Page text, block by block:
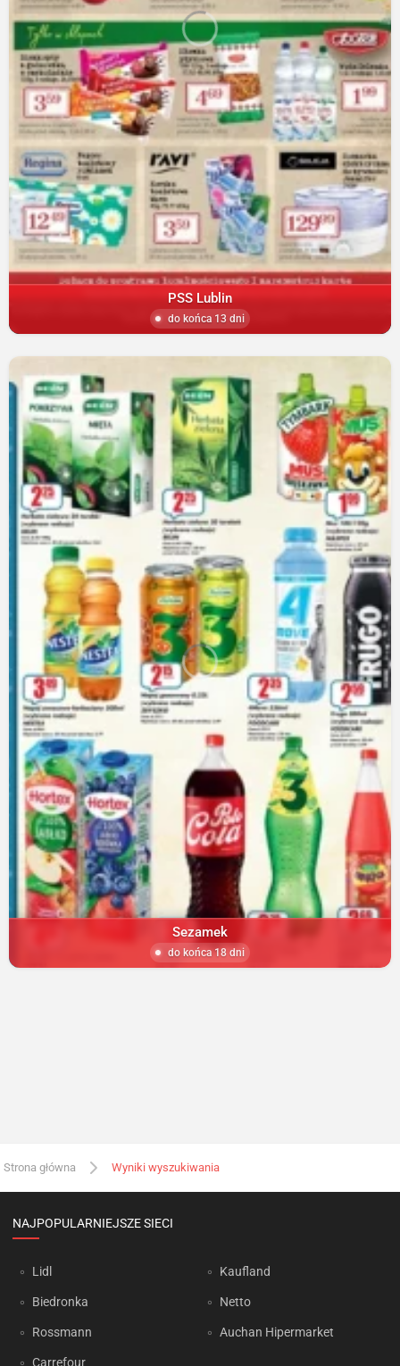
PSS Lublin
do końca 13 dni
Sezamek
do końca 18 dni
Strona główna Wyniki wyszukiwania
NAJPOPULARNIEJSZE SIECI
Lidl
Biedronka
Rossmann
Carrefour
Kaufland
Netto
Auchan Hipermarket